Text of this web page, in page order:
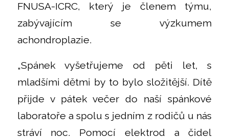
FNUSA-ICRC, který je členem týmu,
zabývajícím se výzkumem
achondroplazie.
„Spánek vyšetřujeme od pěti let, s
mladšími dětmi by to bylo složitější. Dítě
přijde v pátek večer do naší spánkové
laboratoře a spolu s jedním z rodičů u nás
stráví noc. Pomocí elektrod a čidel